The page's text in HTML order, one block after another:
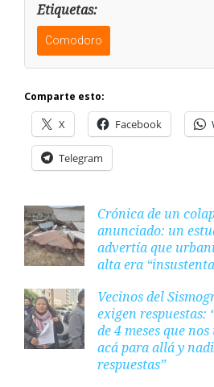
Etiquetas:
Comodoro
Comparte esto:
X Facebook
Telegram
Crónica de un
anunciado: un
advertía que
alta era
Vecinos del
exigen respuestas:
de 4 meses que
acá para allá y
respuestas”